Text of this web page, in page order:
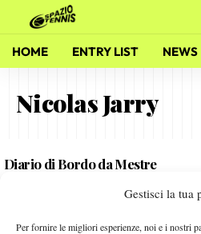
Gestisci la tua
Per fornire le migliori esperienze, noi e i nostri
HOME ENTRY LIST NEWS
Nicolas Jarry
Diario di Bordo da Mestre